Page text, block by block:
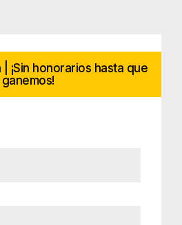
¡Sin honorarios hasta que
ganemos!